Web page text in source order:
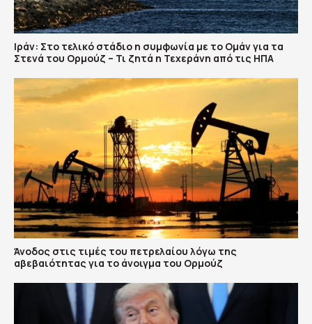
Ιράν: Στο τελικό στάδιο η συμφωνία με το Ομάν για τα
Στενά του Ορμούζ – Τι ζητά η Τεχεράνη από τις ΗΠΑ
Άνοδος στις τιμές του πετρελαίου λόγω της
αβεβαιότητας για το άνοιγμα του Ορμούζ